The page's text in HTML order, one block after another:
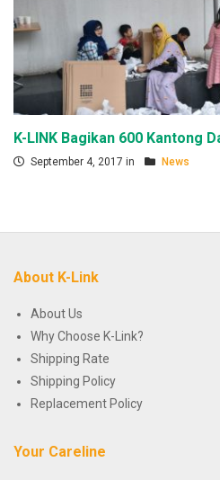
K-LINK Bagikan 600 Kantong
September 4, 2017 in News
About K-Link
About Us
Why Choose K-Link?
Shipping Rate
Shipping Policy
Replacement Policy
Your Careline